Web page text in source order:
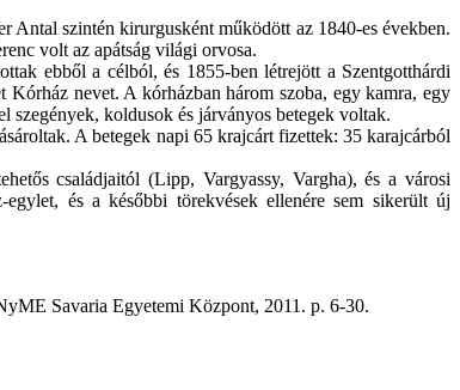
Antal szintén kirurgusként működött az 1840-es években.
volt az apátság világi orvosa.
ebből a célból, és 1855-ben létrejött a Szentgotthárdi
nevet. A kórházban három szoba, egy kamra, egy
koldusok és járványos betegek voltak.
A betegek napi 65 krajcárt fizettek: 35 karajcárból
családjaitól (Lipp, Vargyassy, Vargha), és a városi
és a későbbi törekvések ellenére sem sikerült új
Savaria Egyetemi Központ, 2011. p. 6-30.